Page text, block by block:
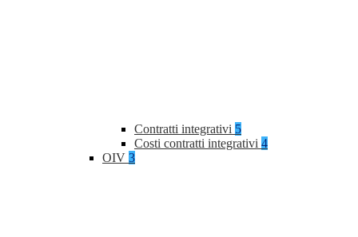
Contratti integrativi 5
Costi contratti integrativi 4
OIV 3